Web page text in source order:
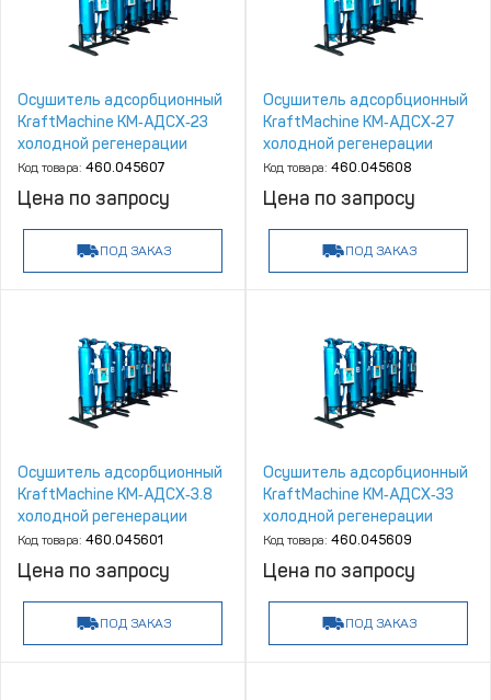
Осушитель адсорбционный
KraftMachine КМ‑АДСХ‑23
холодной регенерации
Код товара: 460.045607
Цена по запросу
ПОД ЗАКАЗ
Осушитель адсорбционный
KraftMachine КМ‑АДСХ‑27
холодной регенерации
Код товара: 460.045608
Цена по запросу
ПОД ЗАКАЗ
Осушитель адсорбционный
KraftMachine КМ‑АДСХ‑3.8
холодной регенерации
Код товара: 460.045601
Цена по запросу
ПОД ЗАКАЗ
Осушитель адсорбционный
KraftMachine КМ‑АДСХ‑33
холодной регенерации
Код товара: 460.045609
Цена по запросу
ПОД ЗАКАЗ